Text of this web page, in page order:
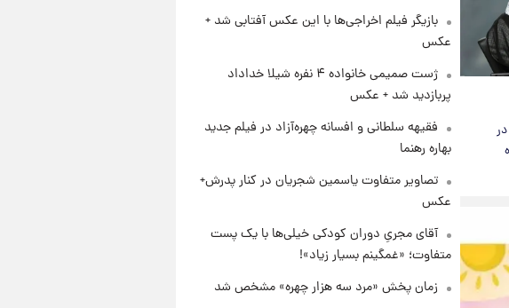
بازیگر فیلم اخراجی‌ها با این عکس آفتابی شد +
عکس
ژست صمیمی خانواده ۴ نفره شیلا خداداد
پربازدید شد + عکس
فقیهه سلطانی و افسانه چهره‌آزاد در فیلم جدید
بهاره رهنما
تصاویر متفاوت یاسمین شجریان در کنار پدرش+
عکس
آقای مجریِ دوران کودکی خیلی‌ها با یک پست
متفاوت؛ «غمگینم بسیار زیاد»!
زمان پخش «مرد سه هزار چهره» مشخص شد